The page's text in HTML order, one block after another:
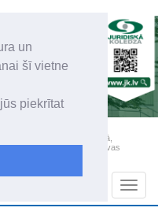
un
šī vietne
piekrītat
visā Dienvidlatgalē un Sēlijā,
valstspilsētu, Augšdaugavas